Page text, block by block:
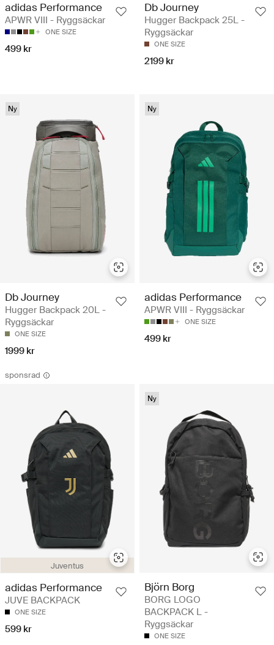
adidas Performance
APWR VIII - Ryggsäckar
ONE SIZE
499 kr
Db Journey
Hugger Backpack 25L -
Ryggsäckar
ONE SIZE
2199 kr
Ny
Db Journey
Hugger Backpack 20L -
Ryggsäckar
ONE SIZE
1999 kr
Ny
adidas Performance
APWR VIII - Ryggsäckar
ONE SIZE
499 kr
sponsrad
Juventus
adidas Performance
JUVE BACKPACK
ONE SIZE
599 kr
Ny
Björn Borg
BORG LOGO
BACKPACK L -
Ryggsäckar
ONE SIZE